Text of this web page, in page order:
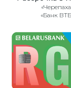
«Банк